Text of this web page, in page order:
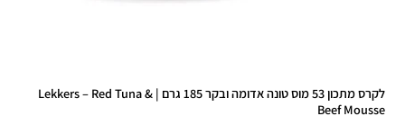
לקרס מתכון 53 מוס טונה אדומה ובקר 185 גרם | Lekkers – Red Tuna &
Beef Mousse